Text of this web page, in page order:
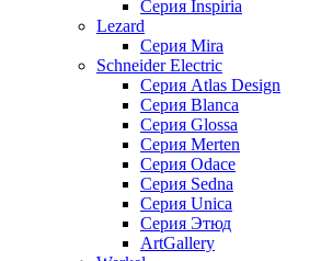
Серия Inspiria
Lezard
Серия Mira
Schneider Electric
Серия Atlas Design
Серия Blanca
Серия Glossa
Серия Merten
Серия Odace
Серия Sedna
Серия Unica
Серия Этюд
ArtGallery